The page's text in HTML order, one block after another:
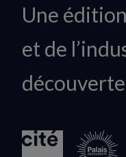
Animation
logo
Une
et de
découverte